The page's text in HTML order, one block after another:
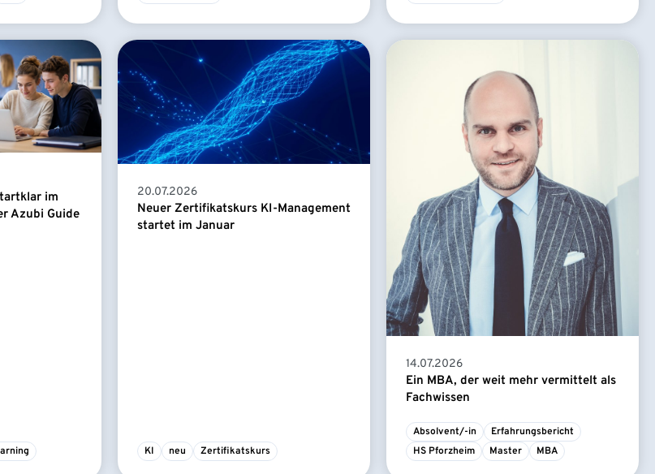
im
Azubi Guide
20.07.2026
Neuer Zertifikatskurs KI-Management
startet im Januar
KI neu Zertifikatskurs
14.07.2026
Ein MBA, der weit mehr vermittelt als
Fachwissen
Absolvent/-in
Erfahrungsbericht
HS Pforzheim
Master MBA